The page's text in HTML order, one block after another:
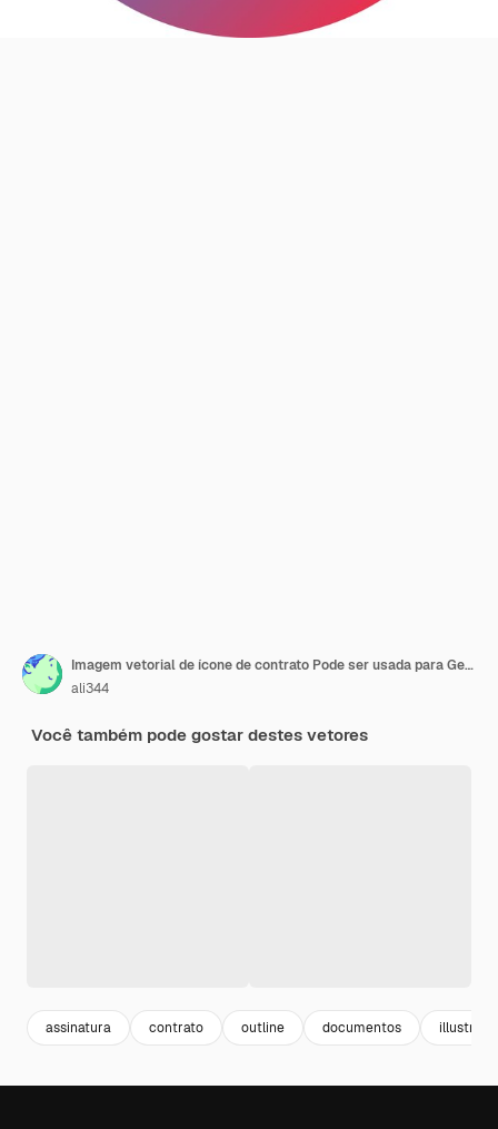
Imagem vetorial de ícone de contrato Pode ser usada para Gestão de Negócios
ali344
Você também pode gostar destes vetores
assinatura contrato outline documentos